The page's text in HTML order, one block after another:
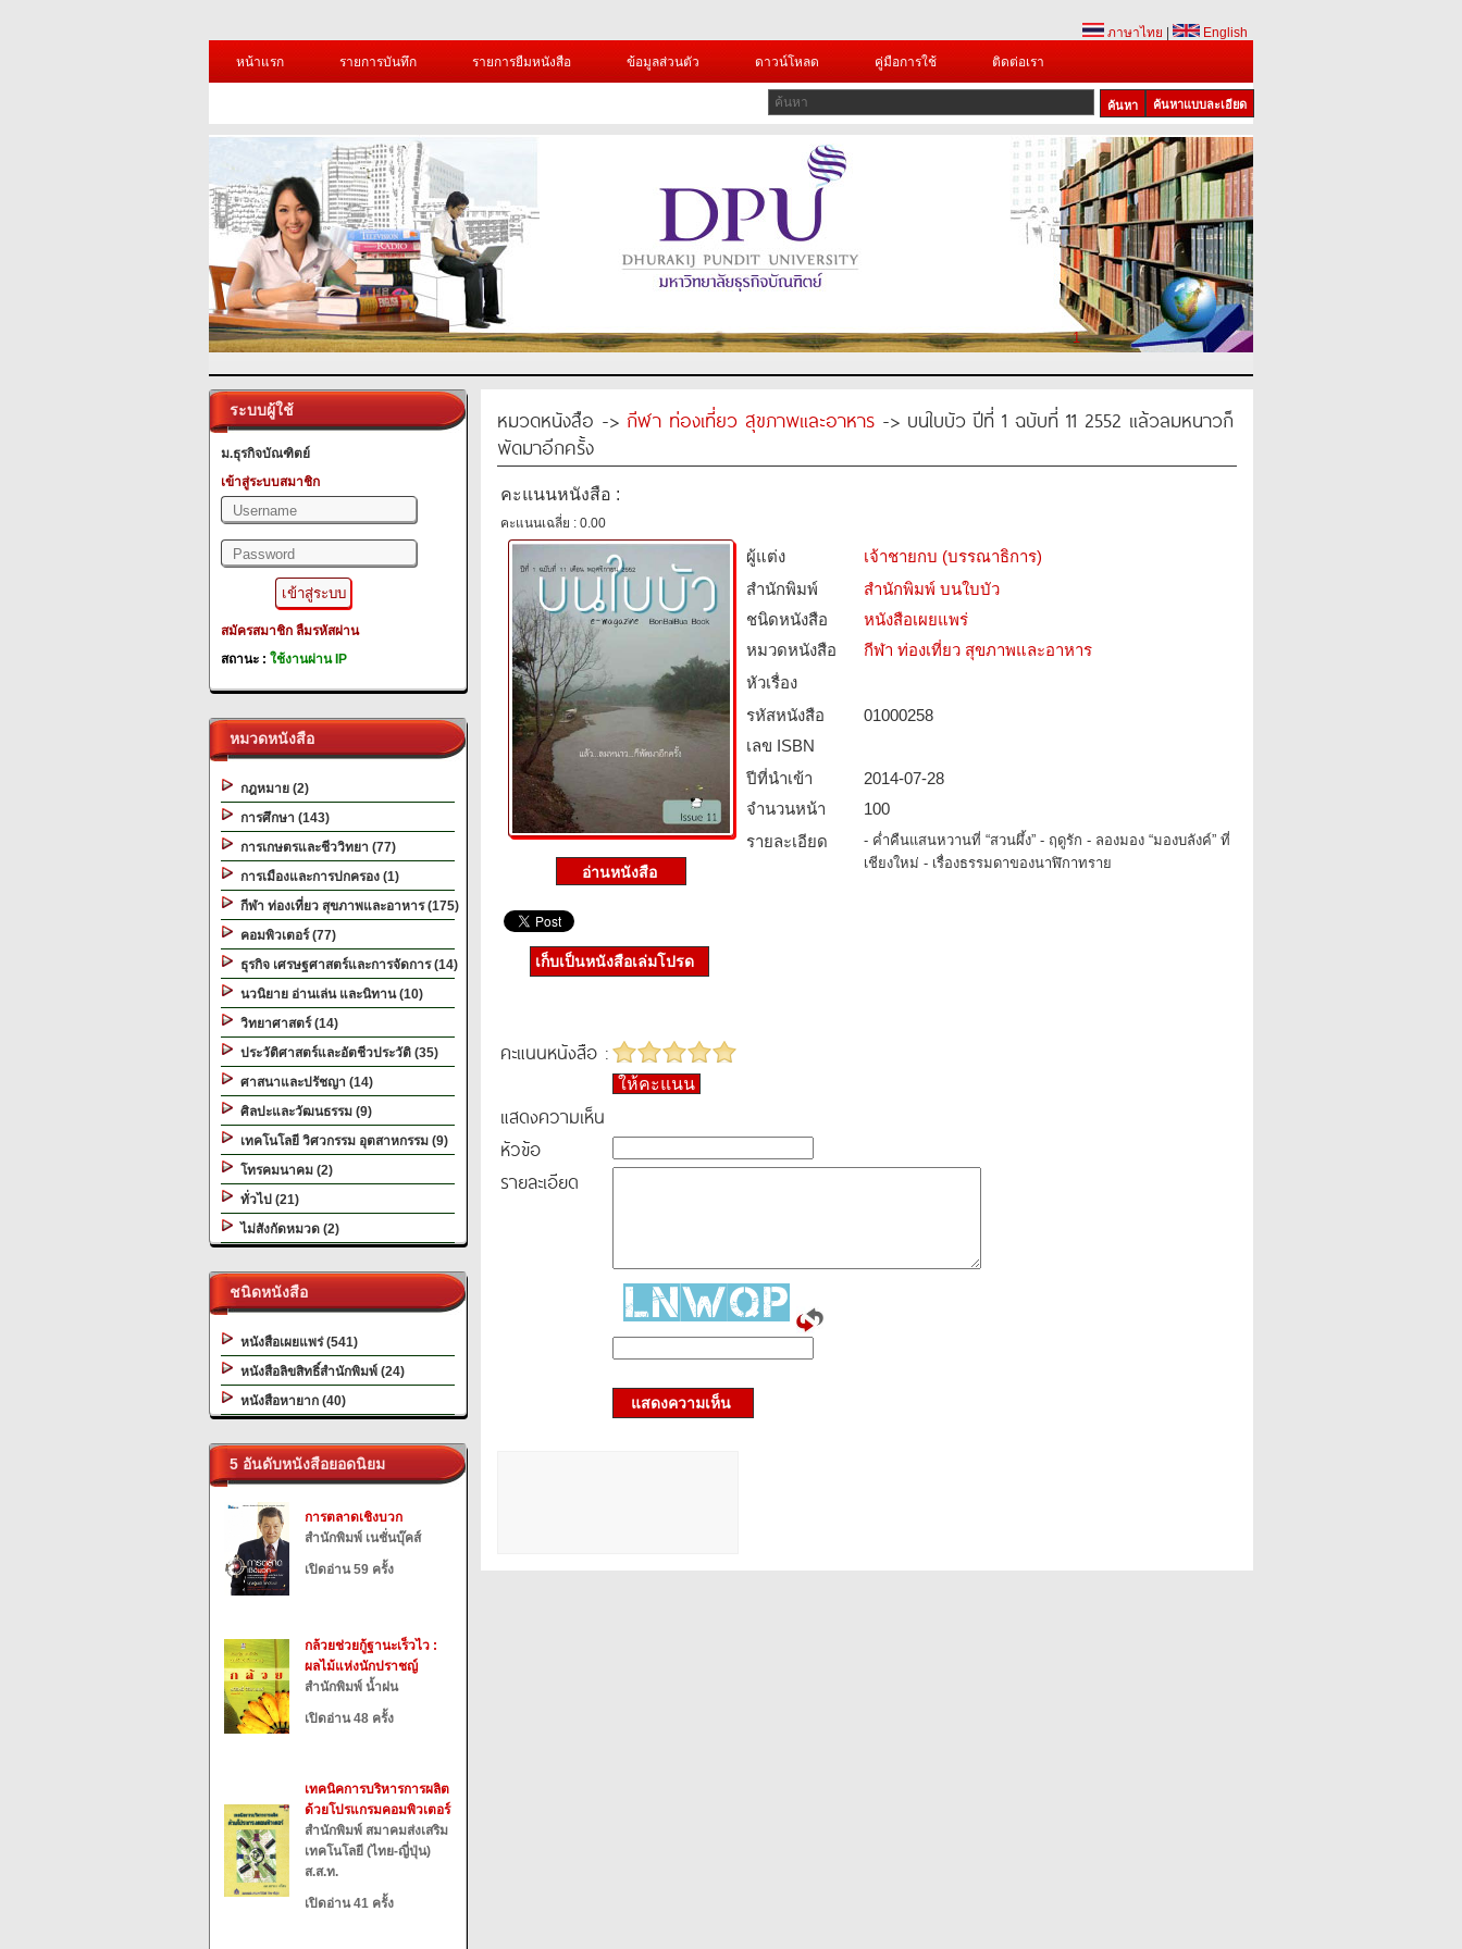
ภาษาไทย
English
หน้าแรก
รายการบันทึก รายการยืมหนังสือ ข้อมูลส่วนตัว ดาวน์โหลด คู่มือการใช้ ติดต่อเรา
ค้นหาแบบละเอียด
1
ระบบผู้ใช้
ม.ธุรกิจบัณฑิตย์
เข้าสู่ระบบสมาชิก
สมัครสมาชิก ลืมรหัสผ่าน
สถานะ : ใช้งานผ่าน IP
หมวดหนังสือ
กฎหมาย (2)
การศึกษา (143)
การเกษตรและชีววิทยา (77)
การเมืองและการปกครอง (1)
กีฬา ท่องเที่ยว สุขภาพและอาหาร (175)
คอมพิวเตอร์ (77)
ธุรกิจ เศรษฐศาสตร์และการจัดการ (14)
นวนิยาย อ่านเล่น และนิทาน (10)
วิทยาศาสตร์ (14)
ประวัติศาสตร์และอัตชีวประวัติ (35)
ศาสนาและปรัชญา (14)
ศิลปะและวัฒนธรรม (9)
เทคโนโลยี วิศวกรรม อุตสาหกรรม (9)
โทรคมนาคม (2)
ทั่วไป (21)
ไม่สังกัดหมวด (2)
ชนิดหนังสือ
หนังสือเผยแพร่ (541)
หนังสือลิขสิทธิ์สำนักพิมพ์ (24)
หนังสือหายาก (40)
5 อันดับหนังสือยอดนิยม
การตลาดเชิงบวก
สำนักพิมพ์ เนชั่นบุ๊คส์
เปิดอ่าน 59 ครั้ง
กล้วยช่วยกู้ฐานะเร็วไว :
ผลไม้แห่งนักปราชญ์
สำนักพิมพ์ น้ำฝน
เปิดอ่าน 48 ครั้ง
เทคนิคการบริหารการผลิต
ด้วยโปรแกรมคอมพิวเตอร์
สำนักพิมพ์ สมาคมส่งเสริม
เทคโนโลยี (ไทย-ญี่ปุ่น)
ส.ส.ท.
เปิดอ่าน 41 ครั้ง
หมวดหนังสือ -> กีฬา ท่องเที่ยว สุขภาพและอาหาร -> บนใบบัว ปีที่ 1 ฉบับที่ 11 2552 แล้วลมหนาวก็
พัดมาอีกครั้ง
คะแนนหนังสือ :
คะแนนเฉลี่ย : 0.00
ผู้แต่ง
เจ้าชายกบ (บรรณาธิการ)
สำนักพิมพ์
สำนักพิมพ์ บนใบบัว
ชนิดหนังสือ­
หนังสือเผยแพร่
หมวดหนังสือ­
กีฬา ท่องเที่ยว สุขภาพและอาหาร
หัวเรื่อง
รหัสหนังสือ­
01000258
เลข ISBN
ปีที่นำเข้า
2014-07-28
จำนวนหน้า
100
รายละเอียด
- ค่ำคืนแสนหวานที่ “สวนผึ้ง” - ฤดูรัก - ลองมอง “มองบลังค์” ที่
เชียงใหม่ - เรื่องธรรมดาของนาฬิกาทราย
เก็บเป็นหนังสือเล่มโปรด
คะแนนหนังสือ :
ให้คะแนน
แสดงความเห็น
หัวข้อ
รายละเอียด
แสดงความเห็น